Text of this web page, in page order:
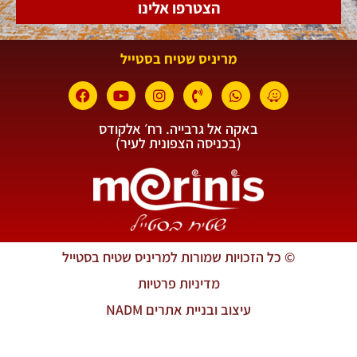
הצטרפו אלינו
מריניס שטיח בסטייל
באקה אל גרבייה. רח׳ אלקודס
(בכניסה הצפונית לעיר)
עיצוב ובניית אתרים NADM
מדיניות פרטיות
© כל הזכויות שמורות למריניס שטיח בסטייל